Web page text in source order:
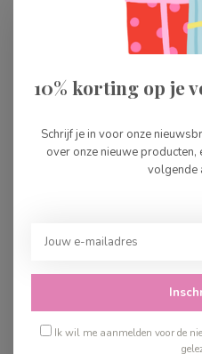
Fontaine
10% korting op je
Schrijf je in voor onze
over onze nieuwe
volgende
Ik wil me aanmelden voor de